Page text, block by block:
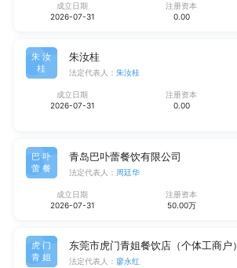
成立日期
2026-07-31
注册资本
0.00
朱汝
桂
朱汝桂
法定代表人： 朱汝桂
成立日期
2026-07-31
注册资本
0.00
巴卟
蕾餐
青岛巴卟蕾餐饮有限公司
法定代表人： 周廷华
成立日期
2026-07-31
注册资本
50.00万
虎门
青姐
东莞市虎门青姐餐饮店（个体工商户）
法定代表人： 廖永红